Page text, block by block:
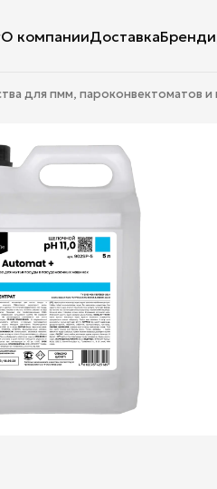
О компанииДоставка
для пмм, пароконвектоматов